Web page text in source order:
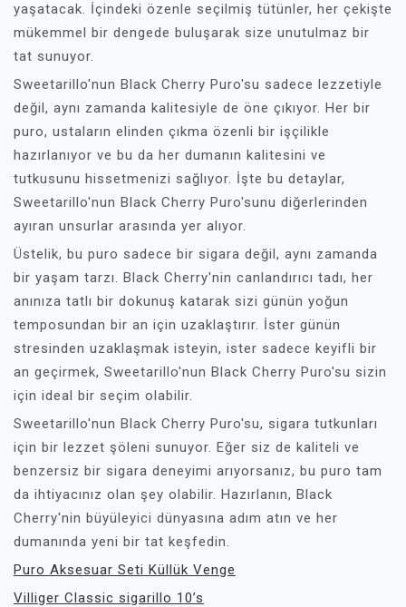
yaşatacak. İçindeki özenle seçilmiş tütünler, her çekişte
mükemmel bir dengede buluşarak size unutulmaz bir
tat sunuyor.
Sweetarillo'nun Black Cherry Puro'su sadece lezzetiyle
değil, aynı zamanda kalitesiyle de öne çıkıyor. Her bir
puro, ustaların elinden çıkma özenli bir işçilikle
hazırlanıyor ve bu da her dumanın kalitesini ve
tutkusunu hissetmenizi sağlıyor. İşte bu detaylar,
Sweetarillo'nun Black Cherry Puro'sunu diğerlerinden
ayıran unsurlar arasında yer alıyor.
Üstelik, bu puro sadece bir sigara değil, aynı zamanda
bir yaşam tarzı. Black Cherry'nin canlandırıcı tadı, her
anınıza tatlı bir dokunuş katarak sizi günün yoğun
temposundan bir an için uzaklaştırır. İster günün
stresinden uzaklaşmak isteyin, ister sadece keyifli bir
an geçirmek, Sweetarillo'nun Black Cherry Puro'su sizin
için ideal bir seçim olabilir.
Sweetarillo'nun Black Cherry Puro'su, sigara tutkunları
için bir lezzet şöleni sunuyor. Eğer siz de kaliteli ve
benzersiz bir sigara deneyimi arıyorsanız, bu puro tam
da ihtiyacınız olan şey olabilir. Hazırlanın, Black
Cherry'nin büyüleyici dünyasına adım atın ve her
dumanında yeni bir tat keşfedin.
Puro Aksesuar Seti Küllük Venge
Villiger Classic sigarillo 10’s